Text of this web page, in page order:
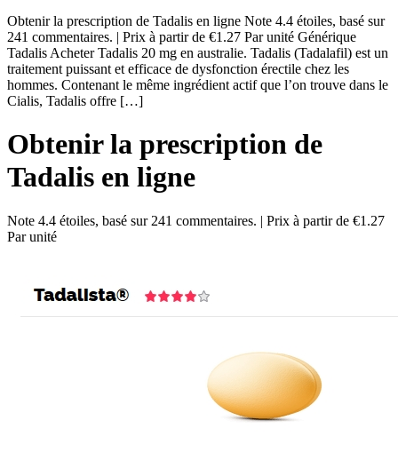
Obtenir la prescription de Tadalis en ligne Note 4.4 étoiles, basé sur
241 commentaires. | Prix à partir de €1.27 Par unité Générique
Tadalis Acheter Tadalis 20 mg en australie. Tadalis (Tadalafil) est un
traitement puissant et efficace de dysfonction érectile chez les
hommes. Contenant le même ingrédient actif que l’on trouve dans le
Cialis, Tadalis offre […]
Obtenir la prescription de
Tadalis en ligne
Note 4.4 étoiles, basé sur 241 commentaires. | Prix à partir de €1.27
Par unité